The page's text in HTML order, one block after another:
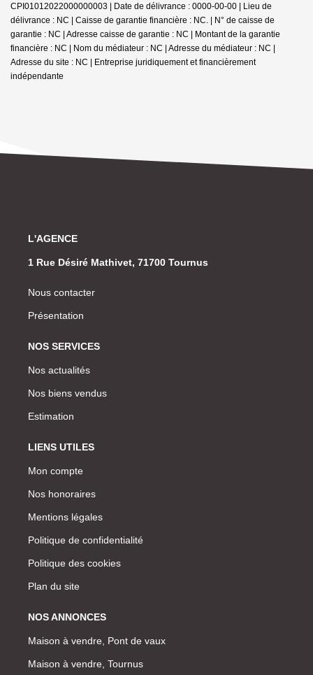
CPI01012022000000003 | Date de délivrance : 0000-00-00 | Lieu de
délivrance : NC | Caisse de garantie financière : NC. | N° de caisse de
garantie : NC | Adresse caisse de garantie : NC | Montant de la garantie
financière : NC | Nom du médiateur : NC | Adresse du médiateur : NC |
Adresse du site : NC | Entreprise juridiquement et financièrement
indépendante
L'AGENCE
1 Rue Désiré Mathivet, 71700 Tournus
Nous contacter
Présentation
NOS SERVICES
Nos actualités
Nos biens vendus
Estimation
LIENS UTILES
Mon compte
Nos honoraires
Mentions légales
Politique de confidentialité
Politique des cookies
Plan du site
NOS ANNONCES
Maison à vendre, Pont de vaux
Maison à vendre, Tournus